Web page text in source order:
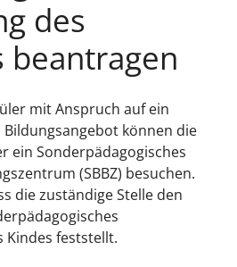
des
beantragen
mit Anspruch auf ein
können die
ein Sonderpädagogisches
(SBBZ) besuchen.
die zuständige Stelle den
Kindes feststellt.